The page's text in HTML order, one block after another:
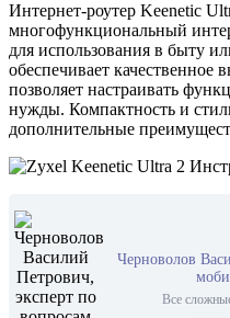
Интернет-роутер Keenetic
многофункциональный
для использования в быту
обеспечивает качественное
позволяет настраивать
нужды. Компактность и
дополнительные
Черноволов
Все